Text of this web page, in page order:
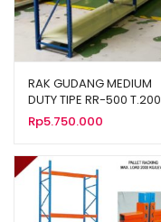
RAK GUDANG MEDIUM
DUTY TIPE RR-500 T.200
(Kekuatan 500 Kg per
Level)
Rp5.750.000